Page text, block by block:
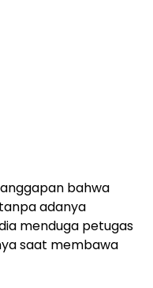
bahwa
adanya
menduga petugas
saat membawa